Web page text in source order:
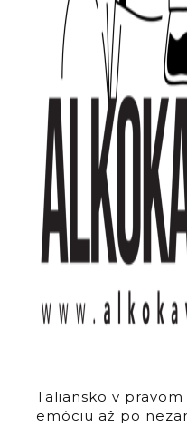
Taliansko v
emóciu až po